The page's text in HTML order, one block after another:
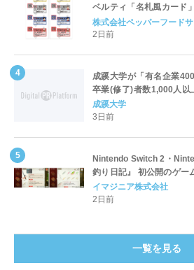
ベルティ「名札風カード
対応についてのご案内
株式会社ペッパーフード
2日前
成蹊大学が「有名企業
卒業(修了)者数1,000人以
全国第1位を獲得！～実
4.3pt）に伸長、東京の私
成蹊大学
3日前
Nintendo Switch 2・
釣り日記』 初公開のゲー
公開！
イマジニア株式会社
2日前
一覧を見る